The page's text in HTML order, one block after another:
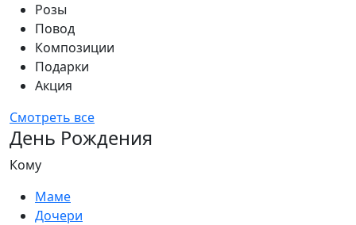
Розы
Повод
Композиции
Подарки
Акция
Смотреть все
День Рождения
Кому
Маме
Дочери